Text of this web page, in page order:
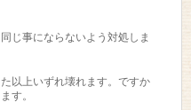
じ事にならないよう対処しま
以上いずれ壊れます。ですか
す。